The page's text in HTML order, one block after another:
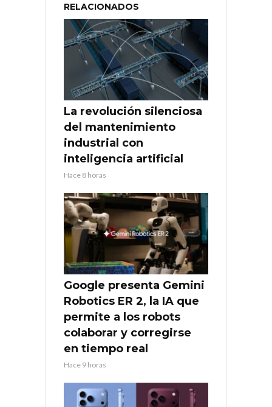
RELACIONADOS
La revolución silenciosa
del mantenimiento
industrial con
inteligencia artificial
Hace 8 horas
Google presenta Gemini
Robotics ER 2, la IA que
permite a los robots
colaborar y corregirse
en tiempo real
Hace 9 horas